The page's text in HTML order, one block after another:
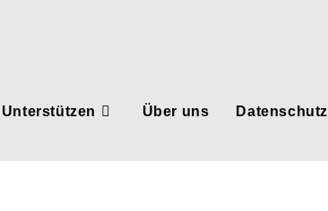
Unterstützen Über uns Datenschutz